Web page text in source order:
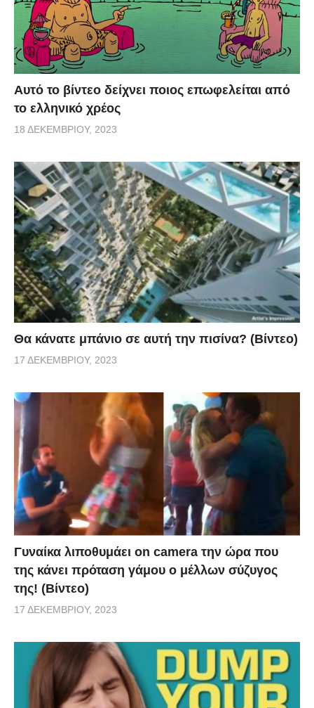
Αυτό το βίντεο δείχνει ποιος επωφελείται από
το ελληνικό χρέος
18 ΔΕΚΕΜΒΡΊΟΥ, 2023
Θα κάνατε μπάνιο σε αυτή την πισίνα? (Βίντεο)
17 ΔΕΚΕΜΒΡΊΟΥ, 2023
Γυναίκα λιποθυμάει on camera την ώρα που
της κάνει πρόταση γάμου ο μέλλων σύζυγος
της! (Βίντεο)
17 ΔΕΚΕΜΒΡΊΟΥ, 2023